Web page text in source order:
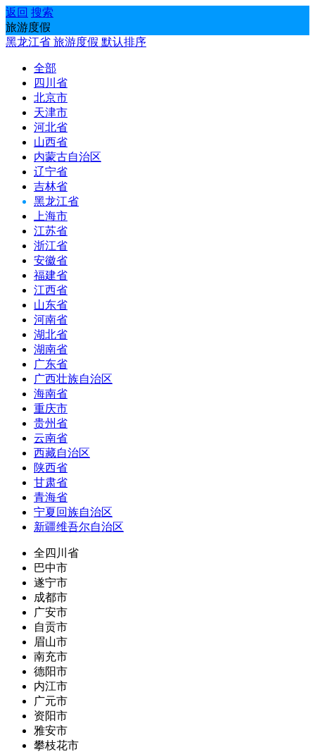
返回 搜索
旅游度假
黑龙江省 旅游度假 默认排序
全部
四川省
北京市
天津市
河北省
山西省
内蒙古自治区
辽宁省
吉林省
黑龙江省
上海市
江苏省
浙江省
安徽省
福建省
江西省
山东省
河南省
湖北省
湖南省
广东省
广西壮族自治区
海南省
重庆市
贵州省
云南省
西藏自治区
陕西省
甘肃省
青海省
宁夏回族自治区
新疆维吾尔自治区
全四川省
巴中市
遂宁市
成都市
广安市
自贡市
眉山市
南充市
德阳市
内江市
广元市
资阳市
雅安市
攀枝花市